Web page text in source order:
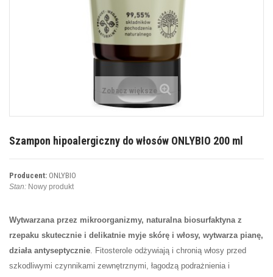
Zobacz większe
Szampon hipoalergiczny do włosów ONLYBIO 200 ml
Producent: ONLYBIO
Stan: Nowy produkt
Wytwarzana przez mikroorganizmy, naturalna biosurfaktyna z
rzepaku skutecznie i delikatnie myje skórę i włosy, wytwarza pianę,
działa antyseptycznie. Fitosterole odżywiają i chronią włosy przed
szkodliwymi czynnikami zewnętrznymi, łagodzą podrażnienia i